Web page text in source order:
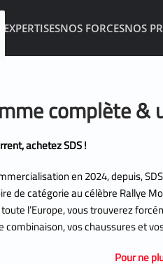
EXPERTISESNOS FORCESNOS
complète
achetez SDS !
en 2024, depuis,
de catégorie au célèbre Rallye
l’Europe, vous trouverez
combinaison, vos chaussures et
Pour ne